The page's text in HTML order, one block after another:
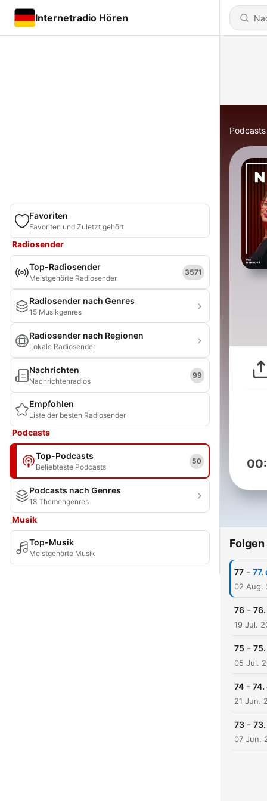
Internetradio Hören
Favoriten
Favoriten und Zuletzt gehört
Radiosender
Top-Radiosender
Meistgehörte Radiosender
3571
Radiosender nach Genres
15 Musikgenres
Radiosender nach Regionen
Lokale Radiosender
Nachrichten
Nachrichtenradios
99
Empfohlen
Liste der besten Radiosender
Podcasts
Top-Podcasts
Beliebteste Podcasts
50
Podcasts nach Genres
18 Themengenres
Musik
Top-Musik
Meistgehörte Musik
Podcasts
Folgen
77 - 77.
02 Aug.
76 -
19 Jul.
75 -
05 Jul.
74 -
21 Jun.
73 -
07 Jun.